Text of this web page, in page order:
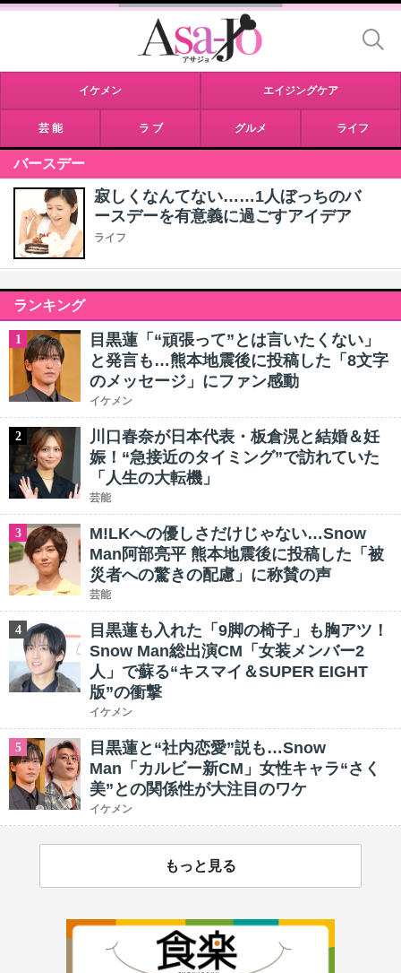
イケメン エイジングケア
芸 能 ラ ブ グルメ ライフ
バースデー
寂しくなんてない……1人ぼっちのバ
ースデーを有意義に過ごすアイデア
ライフ
ランキング
1
目黒蓮「“頑張って”とは言いたくない」
と発言も…熊本地震後に投稿した「8文字
のメッセージ」にファン感動
イケメン
2
川口春奈が日本代表・板倉滉と結婚＆妊
娠！“急接近のタイミング”で訪れていた
「人生の大転機」
芸能
3
M!LKへの優しさだけじゃない…Snow
Man阿部亮平 熊本地震後に投稿した「被
災者への驚きの配慮」に称賛の声
芸能
4
目黒蓮も入れた「9脚の椅子」も胸アツ！
Snow Man総出演CM「女装メンバー2
人」で蘇る“キスマイ＆SUPER EIGHT
版”の衝撃
イケメン
5
目黒蓮と“社内恋愛”説も…Snow
Man「カルビー新CM」女性キャラ“さく
美”との関係性が大注目のワケ
イケメン
もっと見る